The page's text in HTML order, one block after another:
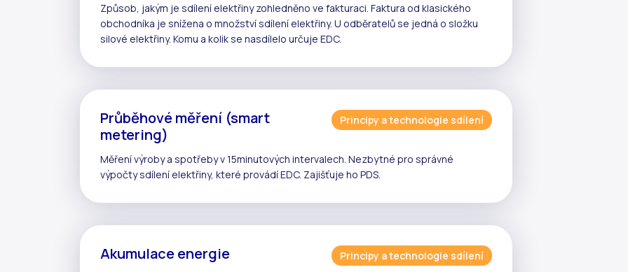
Způsob, jakým je sdílení elektřinyzohledněno ve fakturaci. Faktura od klasického
obchodníka je snížena o množstvísdílení elektřiny. U odběratelů se jedná o složku
silové elektřiny. Komu a kolik se nasdílelo určuje EDC.
Průběhové měření (smart
metering)
Principy a technologie sdílení
Měření výroby a spotřeby v 15minutových intervalech. Nezbytné pro správné
výpočtysdílení elektřiny, které provádíEDC. Zajišťuje ho PDS.
Akumulace energie
Principy a technologie sdílení